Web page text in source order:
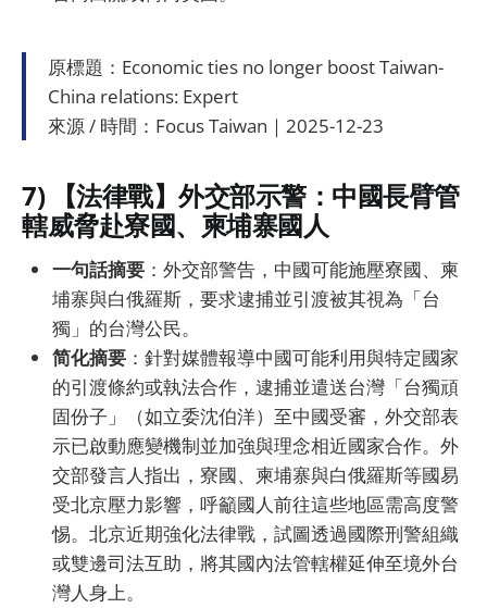
原標題：Economic ties no longer boost Taiwan-
China relations: Expert
來源 / 時間：Focus Taiwan｜2025-12-23
7) 【法律戰】外交部示警：中國長臂管
轄威脅赴寮國、柬埔寨國人
一句話摘要 ：外交部警告，中國可能施壓寮國、柬
埔寨與白俄羅斯，要求逮捕並引渡被其視為「台
獨」的台灣公民。
简化摘要 ：針對媒體報導中國可能利用與特定國家
的引渡條約或執法合作，逮捕並遣送台灣「台獨頑
固份子」（如立委沈伯洋）至中國受審，外交部表
示已啟動應變機制並加強與理念相近國家合作。外
交部發言人指出，寮國、柬埔寨與白俄羅斯等國易
受北京壓力影響，呼籲國人前往這些地區需高度警
惕。北京近期強化法律戰，試圖透過國際刑警組織
或雙邊司法互助，將其國內法管轄權延伸至境外台
灣人身上。